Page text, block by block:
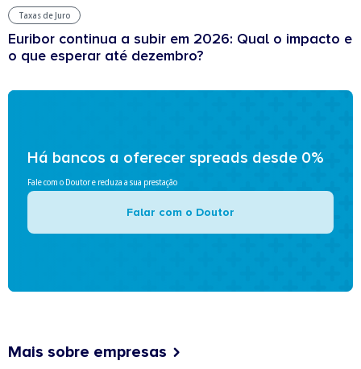
Taxas de Juro
Euribor continua a subir em 2026: Qual o impacto e
o que esperar até dezembro?
Há bancos a oferecer spreads desde 0%
Fale com o Doutor e reduza a sua prestação
Falar com o Doutor
Mais sobre empresas